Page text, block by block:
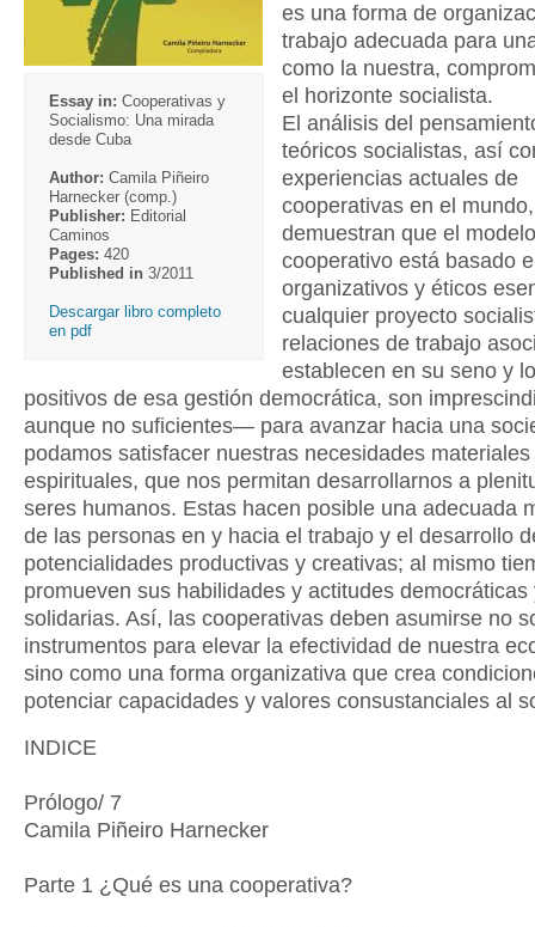
Essay in: Cooperativas y
Socialismo: Una mirada
desde Cuba
Author: Camila Piñeiro
Harnecker (comp.)
Publisher: Editorial
Caminos
Pages: 420
Published in 3/2011
Descargar libro completo
en pdf
es una forma de
trabajo adecuada para
como la nuestra,
el horizonte socialista.
El análisis del
teóricos socialistas, así
experiencias actuales de
cooperativas en el mundo,
demuestran que el
cooperativo está basado
organizativos y éticos
cualquier proyecto
relaciones de trabajo
establecen en su seno y
positivos de esa gestión democrática, son
aunque no suficientes— para avanzar hacia una
podamos satisfacer nuestras necesidades materiales
espirituales, que nos permitan desarrollarnos a
seres humanos. Estas hacen posible una adecuada
de las personas en y hacia el trabajo y el desarrollo
potencialidades productivas y creativas; al mismo
promueven sus habilidades y actitudes democráticas
solidarias. Así, las cooperativas deben asumirse no
instrumentos para elevar la efectividad de nuestra
sino como una forma organizativa que crea
potenciar capacidades y valores consustanciales al
INDICE
Prólogo/ 7
Camila Piñeiro Harnecker
Parte 1 ¿Qué es una cooperativa?